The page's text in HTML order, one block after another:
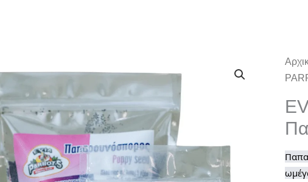
EVIA
500gr